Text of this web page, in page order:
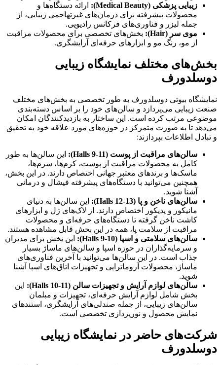
زیبایی پزشکی (Medical Beauty
): ارائه دستگاه‌ها و
محصولات پیشرفته برای درمان‌های غیرتهاجمی زیبایی، از
جمله لیزر و فناوری‌های فرکانس رادیویی.
موی سر (Hair
): بخش‌های تخصصی برای محصولات مراقبت
از مو، رنگ مو و ابزارهای حرفه‌ای آرایشگری.
بخش‌های مختلف نمایشگاه زیبایی
دوسلدورف
نمایشگاه بیوتی دوسلدورف به طور تخصصی به بخش‌های مختلف
صنعت زیبایی می‌پردازد و سالن‌های خود را بر اساس دسته‌بندی
موضوعی مرتب کرده است. این ساختار به بازدیدکنندگان امکان
می‌دهد تا به صورت متمرکز در حوزه‌های مورد علاقه خود به تحقیق
و تبادل اطلاعات بپردازند:
سالن‌های مراقبت از پوست (Halls 9-11
): این سالن‌ها به طور
کامل به محصولات مراقبت از پوست، کرم‌ها، سرم‌ها،
ماسک‌ها و برندهای معتبر جهانی اختصاص دارند. در این بخش،
همچنین می‌توانید با دستگاه‌های پیشرفته فیشال و درمانی
آشنا شوید.
سالن‌های ناخن و پا (Halls 12-13
): این سالن‌ها به دنیای
مانیکور و پدیکور اختصاص دارند. از لاک‌های ژل و ابزارهای
کاشت ناخن گرفته تا دستگاه‌های حرفه‌ای و محصولات
مراقبت از سلامت پا، همه در این بخش قابل مشاهده هستند.
سالن‌های سلامتی و اسپا (Halls 9-10
): این بخش برای مدیران
و سرمایه‌گذاران در حوزه اسپا و سالن‌های ماساژ بسیار
جذاب است. در این سالن‌ها می‌توانید با آخرین فناوری‌های
ماساژ، محصولات آروماتراپی و تجهیزات اتاق‌های اسپا آشنا
شوید.
سالن‌های لوازم آرایش و تجهیزات سالن (Halls 10-11
): این
بخش شامل لوازم آرایش حرفه‌ای، تجهیزات و مبلمان
سالن‌های زیبایی، از جمله صندلی‌های آرایشگری، استندهای
نمایش محصول و نورپردازی تخصصی است.
شرکت‌های حاضر در نمایشگاه زیبایی
دوسلدورف